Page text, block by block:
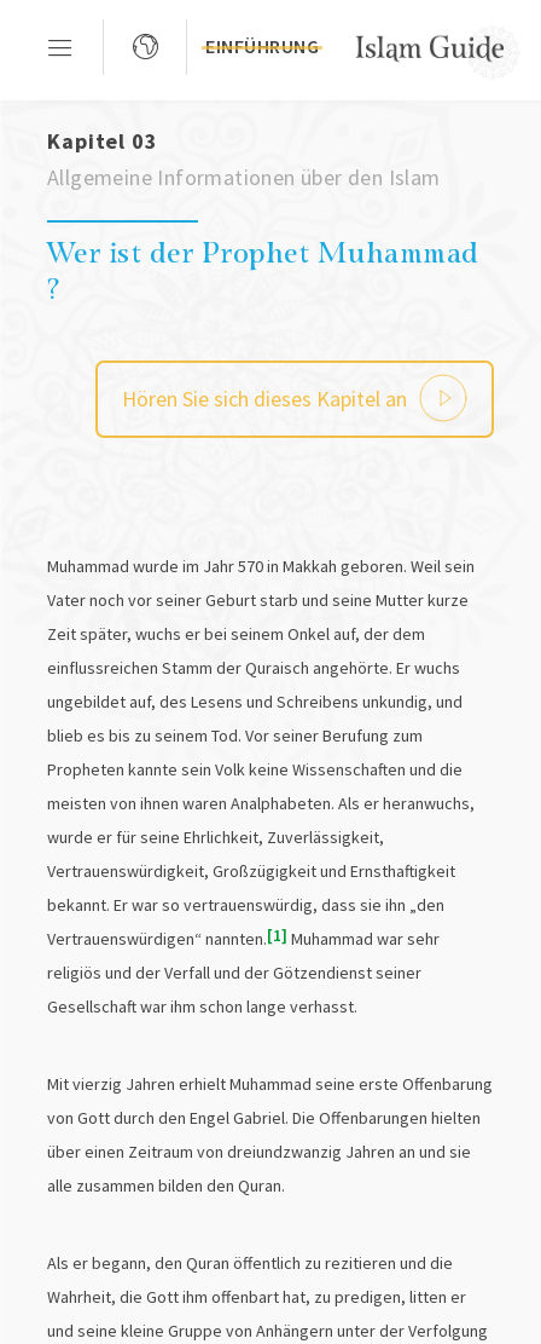
EINFÜHRUNG
Kapitel 03
Allgemeine Informationen über den Islam
Wer ist der Prophet Muhammad
?
Hören Sie sich dieses Kapitel an
Muhammad wurde im Jahr 570 in Makkah geboren. Weil sein
Vater noch vor seiner Geburt starb und seine Mutter kurze
Zeit später, wuchs er bei seinem Onkel auf, der dem
einflussreichen Stamm der Quraisch angehörte. Er wuchs
ungebildet auf, des Lesens und Schreibens unkundig, und
blieb es bis zu seinem Tod. Vor seiner Berufung zum
Propheten kannte sein Volk keine Wissenschaften und die
meisten von ihnen waren Analphabeten. Als er heranwuchs,
wurde er für seine Ehrlichkeit, Zuverlässigkeit,
Vertrauenswürdigkeit, Großzügigkeit und Ernsthaftigkeit
bekannt. Er war so vertrauenswürdig, dass sie ihn „den
Vertrauenswürdigen“ nannten. 1 Muhammad war sehr
religiös und der Verfall und der Götzendienst seiner
Gesellschaft war ihm schon lange verhasst.
Mit vierzig Jahren erhielt Muhammad seine erste Offenbarung
von Gott durch den Engel Gabriel. Die Offenbarungen hielten
über einen Zeitraum von dreiundzwanzig Jahren an und sie
alle zusammen bilden den Quran.
Als er begann, den Quran öffentlich zu rezitieren und die
Wahrheit, die Gott ihm offenbart hat, zu predigen, litten er
und seine kleine Gruppe von Anhängern unter der Verfolgung